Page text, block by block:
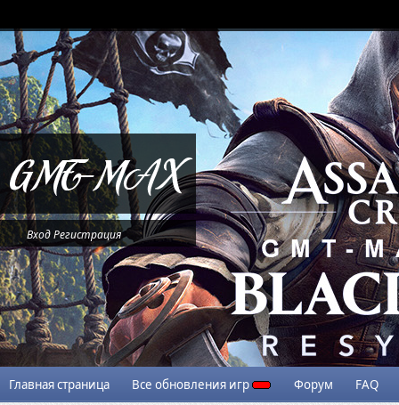
ВходРегистрация
Главная страница Все обновления игр Форум FAQ